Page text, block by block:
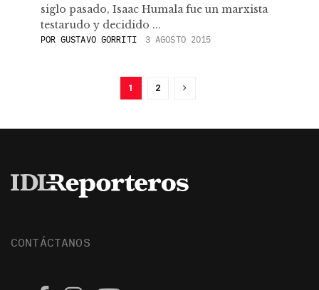
siglo pasado, Isaac Humala fue un marxista
testarudo y decidido ...
POR GUSTAVO GORRITI 3 AGOSTO 2015
1 2
CONTÁCTANOS